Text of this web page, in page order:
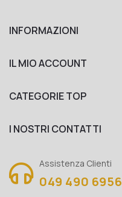
INFORMAZIONI
IL MIO ACCOUNT
CATEGORIE TOP
I NOSTRI CONTATTI
Assistenza Clienti
049 490 6956